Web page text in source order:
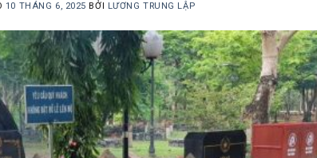
10 THÁNG 6, 2025 BỞI LƯƠNG TRUNG LẬP